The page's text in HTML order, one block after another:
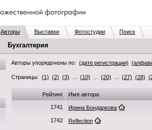
Авторы Выставки Фотостудии Поиск
Бухгалтерия
Авторы упорядочены по: (дате регистрации)
Страницы: (1) (2) (3) (10) (20) (27) (28)
Рейтинг Имя автора
1741 Ирина Бондаркова
1742 Reflection